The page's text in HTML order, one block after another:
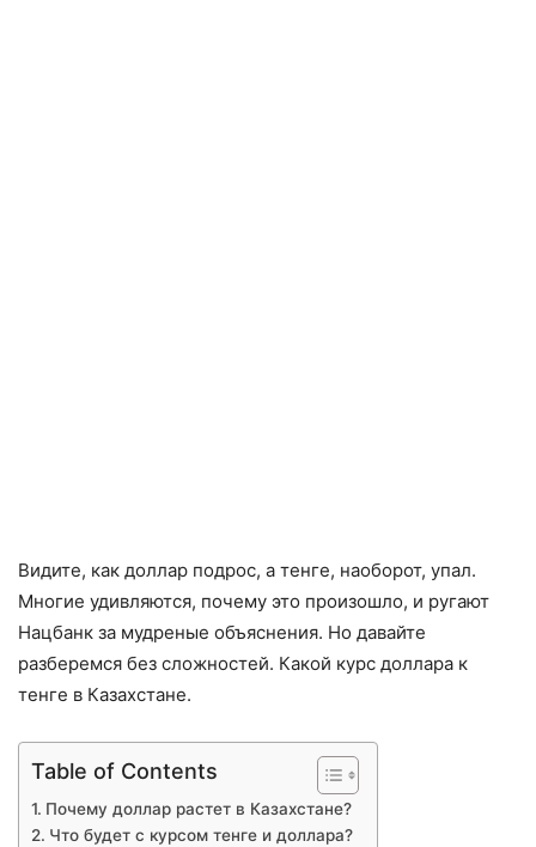
Видите, как доллар подрос, а тенге, наоборот, упал.
Многие удивляются, почему это произошло, и ругают
Нацбанк за мудреные объяснения. Но давайте
разберемся без сложностей. Какой курс доллара к
тенге в Казахстане.
Table of Contents
Почему доллар растет в Казахстане?
Что будет с курсом тенге и доллара?